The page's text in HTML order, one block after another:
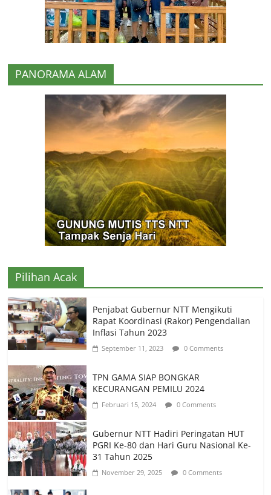
PANORAMA ALAM
Pilihan Acak
Penjabat Gubernur NTT Mengikuti
Rapat Koordinasi (Rakor) Pengendalian
Inflasi Tahun 2023
September 11, 2023 0 Comments
TPN GAMA SIAP BONGKAR
KECURANGAN PEMILU 2024
Februari 15, 2024 0 Comments
Gubernur NTT Hadiri Peringatan HUT
PGRI Ke-80 dan Hari Guru Nasional Ke-
31 Tahun 2025
November 29, 2025 0 Comments